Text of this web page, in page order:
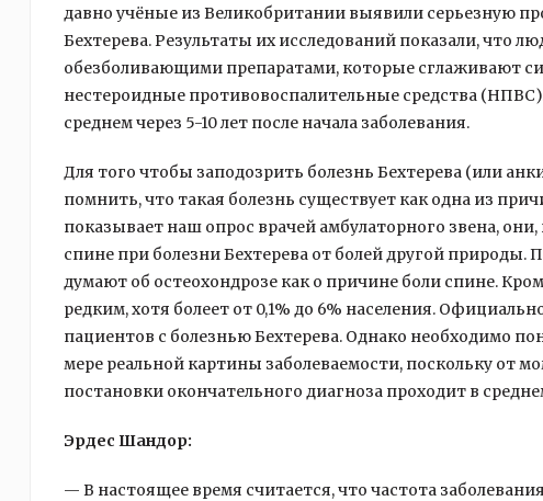
давно учёные из Великобритании выявили серьезную
Бехтерева. Результаты их исследований показали, что
обезболивающими препаратами, которые сглаживают
нестероидные противовоспалительные средства
среднем через 5-10 лет после начала заболевания.
Для того чтобы заподозрить болезнь Бехтерева (или
помнить, что такая болезнь существует как одна из
показывает наш опрос врачей амбулаторного звена,
спине при болезни Бехтерева от болей другой природы.
думают об остеохондрозе как о причине боли спине.
редким, хотя болеет от 0,1% до 6% населения.
пациентов с болезнью Бехтерева. Однако необходимо
мере реальной картины заболеваемости, поскольку от
постановки окончательного диагноза проходит в
Эрдес Шандор:
— В настоящее время считается, что частота